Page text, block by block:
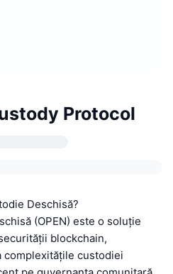
Protocol
Deschisă?
(OPEN) este o soluție
blockchain,
complexitățile custodiei